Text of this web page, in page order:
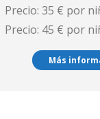
Precio: 35 € por
Precio: 45 € por
Más